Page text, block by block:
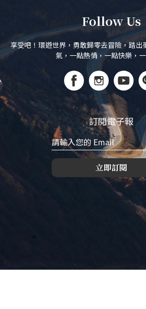
Follow Us
享受吧！環遊世界，勇敢歸零去冒險，踏出
氣，一點熱情，一點快樂，
訂閱電子報
立即訂閱